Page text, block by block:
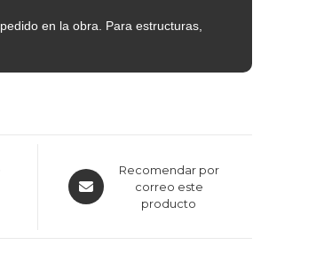
en la obra. Para estructuras,
Recomendar por
correo este
producto